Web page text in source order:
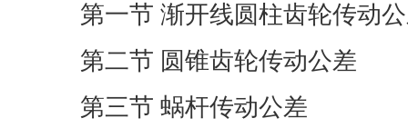
第一节 渐开线圆柱齿轮传动
第二节 圆锥齿轮传动公差
第三节 蜗杆传动公差